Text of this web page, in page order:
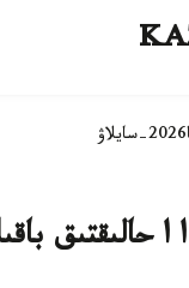
2026-سايلاۋ
ا حالىقتىق